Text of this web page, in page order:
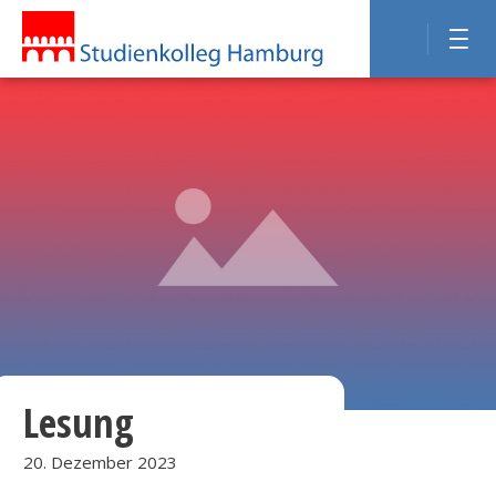
Lesung
20. Dezember 2023